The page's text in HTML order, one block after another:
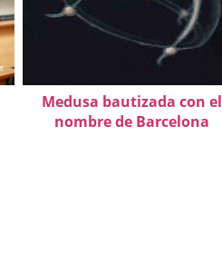
Medusa bautizada con el
nombre de Barcelona